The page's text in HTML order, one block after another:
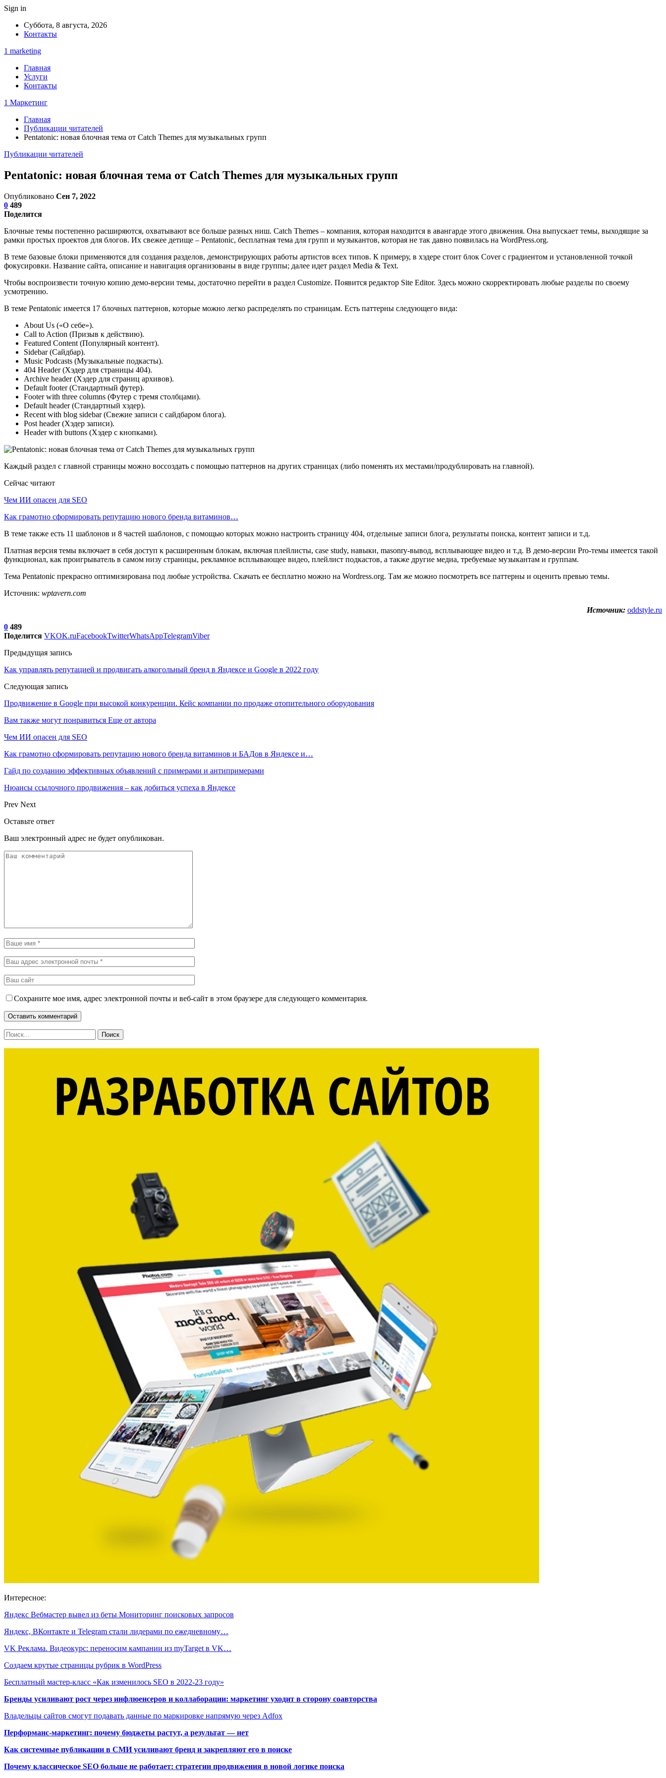
Sign in
Суббота, 8 августа, 2026
Контакты
1 marketing
Главная
Услуги
Контакты
1 Маркетинг
Главная
Публикации читателей
Pentatonic: новая блочная тема от Catch Themes для музыкальных групп
Публикации читателей
Pentatonic: новая блочная тема от Catch Themes для музыкальных групп
Опубликовано Сен 7, 2022
0 489
Поделится
Блочные темы постепенно расширяются, охватывают все больше разных ниш. Catch Themes – компания, которая находится в авангарде этого движения. Она выпускает темы, выходящие за
рамки простых проектов для блогов. Их свежее детище – Pentatonic, бесплатная тема для групп и музыкантов, которая не так давно появилась на WordPress.org.
В теме базовые блоки применяются для создания разделов, демонстрирующих работы артистов всех типов. К примеру, в хэдере стоит блок Cover с градиентом и установленной точкой
фокусировки. Название сайта, описание и навигация организованы в виде группы; далее идет раздел Media & Text.
Чтобы воспроизвести точную копию демо-версии темы, достаточно перейти в раздел Customize. Появится редактор Site Editor. Здесь можно скорректировать любые разделы по своему
усмотрению.
В теме Pentatonic имеется 17 блочных паттернов, которые можно легко распределять по страницам. Есть паттерны следующего вида:
About Us («О себе»).
Call to Action (Призыв к действию).
Featured Content (Популярный контент).
Sidebar (Сайдбар).
Music Podcasts (Музыкальные подкасты).
404 Header (Хэдер для страницы 404).
Archive header (Хэдер для страниц архивов).
Default footer (Стандартный футер).
Footer with three columns (Футер с тремя столбцами).
Default header (Стандартный хэдер).
Recent with blog sidebar (Свежие записи с сайдбаром блога).
Post header (Хэдер записи).
Header with buttons (Хэдер с кнопками).
Каждый раздел с главной страницы можно воссоздать с помощью паттернов на других страницах (либо поменять их местами/продублировать на главной).
Сейчас читают
Чем ИИ опасен для SEO
Как грамотно сформировать репутацию нового бренда витаминов…
В теме также есть 11 шаблонов и 8 частей шаблонов, с помощью которых можно настроить страницу 404, отдельные записи блога, результаты поиска, контент записи и т.д.
Платная версия темы включает в себя доступ к расширенным блокам, включая плейлисты, case study, навыки, masonry-вывод, всплывающее видео и т.д. В демо-версии Pro-темы имеется такой
функционал, как проигрыватель в самом низу страницы, рекламное всплывающее видео, плейлист подкастов, а также другие медиа, требуемые музыкантам и группам.
Тема Pentatonic прекрасно оптимизирована под любые устройства. Скачать ее бесплатно можно на Wordress.org. Там же можно посмотреть все паттерны и оценить превью темы.
Источник: wptavern.com
Источник: oddstyle.ru
0 489
Поделится VKOK.ruFacebookTwitterWhatsAppTelegramViber
Предыдущая запись
Как управлять репутацией и продвигать алкогольный бренд в Яндексе и Google в 2022 году
Следующая запись
Продвижение в Google при высокой конкуренции. Кейс компании по продаже отопительного оборудования
Вам также могут понравиться Еще от автора
Чем ИИ опасен для SEO
Как грамотно сформировать репутацию нового бренда витаминов и БАДов в Яндексе и…
Гайд по созданию эффективных объявлений с примерами и антипримерами
Нюансы ссылочного продвижения – как добиться успеха в Яндексе
Prev Next
Оставьте ответ
Ваш электронный адрес не будет опубликован.
Сохраните мое имя, адрес электронной почты и веб-сайт в этом браузере для следующего комментария.
Интересное:
Яндекс Вебмастер вывел из беты Мониторинг поисковых запросов
Яндекс, ВКонтакте и Telegram стали лидерами по ежедневному…
VK Реклама. Видеокурс: переносим кампании из myTarget в VK…
Создаем крутые страницы рубрик в WordPress
Бесплатный мастер-класс «Как изменилось SEO в 2022-23 году»
Бренды усиливают рост через инфлюенсеров и коллаборации: маркетинг уходит в сторону соавторства
Владельцы сайтов смогут подавать данные по маркировке напрямую через Adfox
Перформанс-маркетинг: почему бюджеты растут, а результат — нет
Как системные публикации в СМИ усиливают бренд и закрепляют его в поиске
Почему классическое SEO больше не работает: стратегии продвижения в новой логике поиска